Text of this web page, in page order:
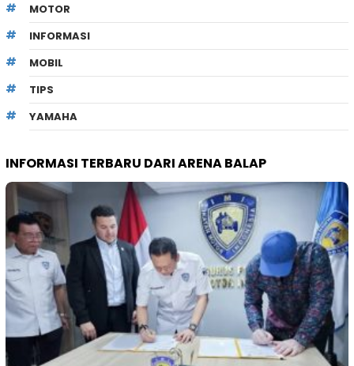
MOTOR
INFORMASI
MOBIL
TIPS
YAMAHA
INFORMASI TERBARU DARI ARENA BALAP